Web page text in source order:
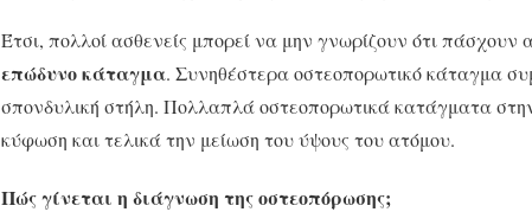
Έτσι, πολλοί ασθενείς μπορεί να μην γνωρίζουν ότι
επώδυνο κάταγμα. Συνηθέστερα οστεοπορωτικό κάταγμα
σπονδυλική στήλη. Πολλαπλά οστεοπορωτικά κατάγματα
κύφωση και τελικά την μείωση του ύψους του ατόμου.
Πώς γίνεται η διάγνωση της οστεοπόρωσης;